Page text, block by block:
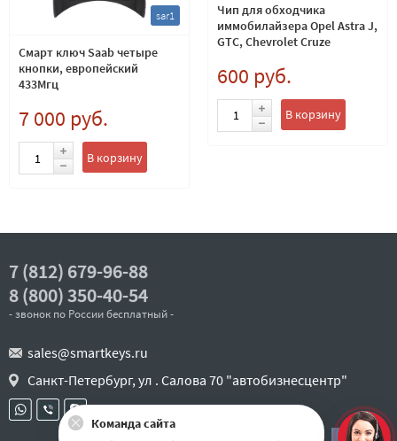
sar1
Смарт ключ Saab четыре
кнопки, европейский
433Мгц
7 000 руб.
В корзину
Чип для обходчика
иммобилайзера Opel Astra J,
GTC, Chevrolet Cruze
600 руб.
В корзину
7 (812) 679-96-88
8 (800) 350-40-54
- звонок по России бесплатный -
sales@smartkeys.ru
Санкт-Петербург, ул . Салова 70 "автобизнесцентр"
Команда сайта